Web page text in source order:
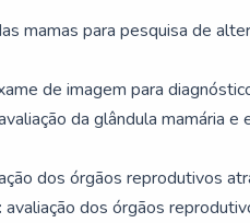
mamas para pesquisa de
de imagem para
da glândula mamária
dos órgãos reprodutivos
avaliação dos órgãos